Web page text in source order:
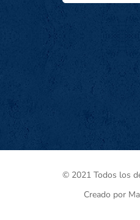
© 2021 Todos los
Creado por